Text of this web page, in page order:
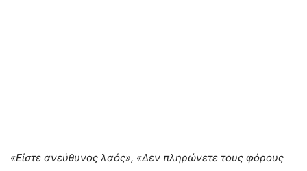
«Είστε ανεύθυνος λαός», «Δεν πληρώνετε τους φόρους